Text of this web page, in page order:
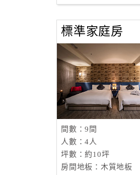
標準家庭房
間數：9間
人數：4人
坪數：約10坪
房間地板：木質地板